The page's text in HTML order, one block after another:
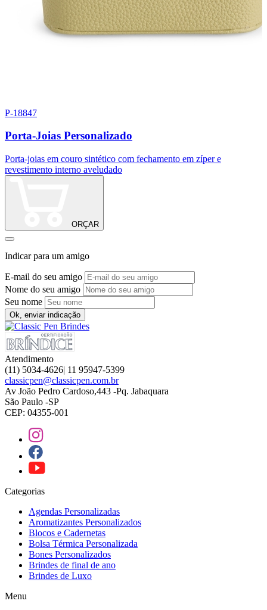
P-18847
Porta-Joias Personalizado
Porta-joias em couro sintético com fechamento em zíper e
revestimento interno aveludado
ORÇAR
Indicar para um amigo
E-mail do seu amigo
Nome do seu amigo
Seu nome
Ok, enviar indicação
Atendimento
(11) 5034-4626| 11 95947-5399
classicpen@classicpen.com.br
Av João Pedro Cardoso,443 -Pq. Jabaquara
São Paulo -SP
CEP: 04355-001
Categorias
Agendas Personalizadas
Aromatizantes Personalizados
Blocos e Cadernetas
Bolsa Térmica Personalizada
Bones Personalizados
Brindes de final de ano
Brindes de Luxo
Menu